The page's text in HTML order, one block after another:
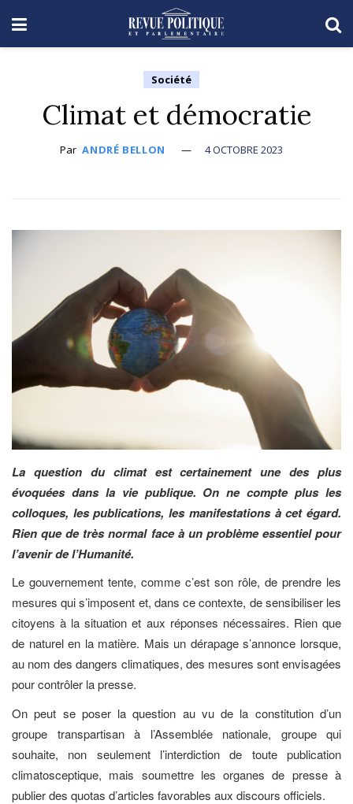
Société
Climat et démocratie
Par ANDRÉ BELLON 4 OCTOBRE 2023
La question du climat est certainement une des plus
évoquées dans la vie publique. On ne compte plus les
colloques, les publications, les manifestations à cet égard.
Rien que de très normal face à un problème essentiel pour
l’avenir de l’Humanité.
Le gouvernement tente, comme c’est son rôle, de prendre les
mesures qui s’imposent et, dans ce contexte, de sensibiliser les
citoyens à la situation et aux réponses nécessaires. Rien que
de naturel en la matière. Mais un dérapage s’annonce lorsque,
au nom des dangers climatiques, des mesures sont envisagées
pour contrôler la presse.
On peut se poser la question au vu de la constitution d’un
groupe transpartisan à l’Assemblée nationale, groupe qui
souhaite, non seulement l’interdiction de toute publication
climatosceptique, mais soumettre les organes de presse à
publier des quotas d’articles favorables aux discours officiels.